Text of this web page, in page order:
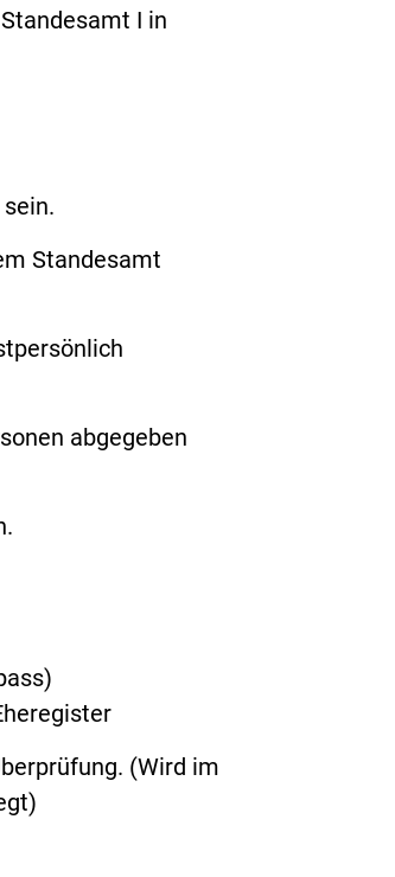
I in
Standesamt
abgegeben
(Wird im